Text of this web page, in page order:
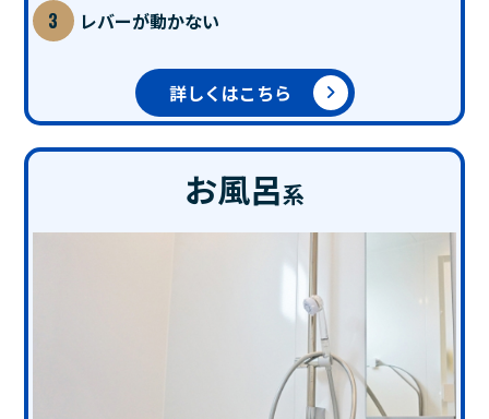
レバーが動かない
詳しくはこちら
お風呂系